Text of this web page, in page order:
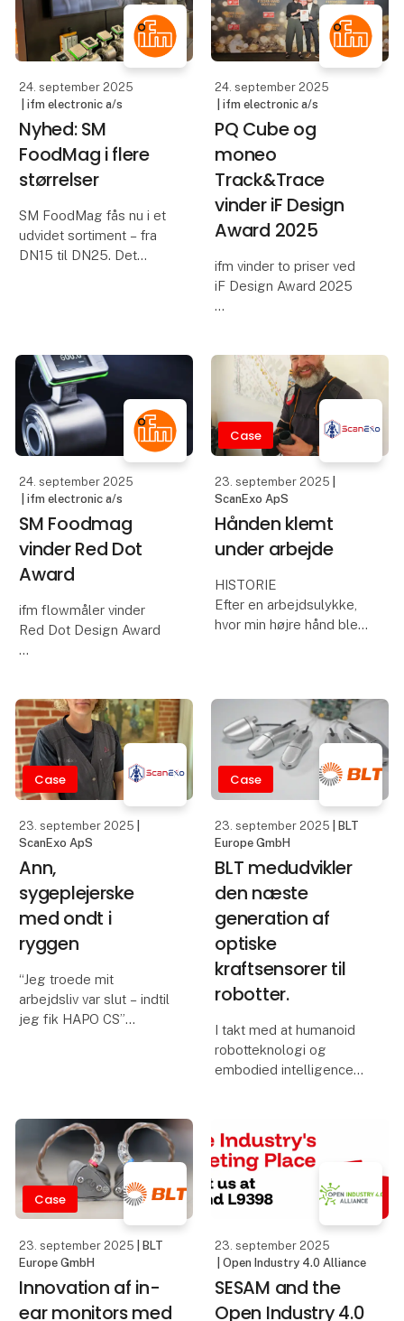
moneo-platformen. Ved
at integrere IO-Link og
smart sensorteknologi
24. september 2025
| ifm electronic a/s
Nyhed: SM
FoodMag i flere
størrelser
SM FoodMag fås nu i et
udvidet sortiment – fra
DN15 til DN25. Det
applikationer og
rørdimensioner i
fødevareindustrien.
24. september 2025
| ifm electronic a/s
PQ Cube og
moneo
Track&Trace
vinder iF Design
Award 2025
ifm vinder to priser ved
iF Design Award 2025
tryksensor PQ Cube og
moneo Track & Trace-
softwaren fra ifm har
modtaget iF Design
Award 2025. For
virksomheden er dette
den seneste
24. september 2025
| ifm electronic a/s
SM Foodmag
vinder Red Dot
Award
ifm flowmåler vinder
Red Dot Design Award
fra ifm vinder Red Dot
Design Award 2025.
Sensoren til
fødevareindustrien
imponerer med
reduceret opsætningsti
Case
23. september 2025
ScanExo ApS
Hånden klemt
under arbejde
HISTORIE
Efter en arbejdsulykke,
hvor min højre hånd blev
da min hånd og arm
hurtigt blev trætte.
Jeg kan ikke længere
udfør
Case
23. september 2025
ScanExo ApS
Ann,
sygeplejerske
med ondt i
ryggen
“Jeg troede mit
arbejdsliv var slut – indtil
jeg fik HAPO CS”
både arbejdsglæde og
livskvalitet igen.
Ann, 45 år, har været sy
Case
23. september 2025
| BLT
Europe GmbH
BLT medudvikler
den næste
generation af
optiske
kraftsensorer til
robotter.
I takt med at humanoid
robotteknologi og
embodied intelligence
kraftsensorer med høj
ydeevne en afgørende
rolle i at muliggøre
eftergivelig styring,
Case
23. september 2025
| BLT
Europe GmbH
Innovation af in-
ear monitors med
23. september 2025
| Open Industry 4.0 Alliance
SESAM and the
Open Industry 4.0